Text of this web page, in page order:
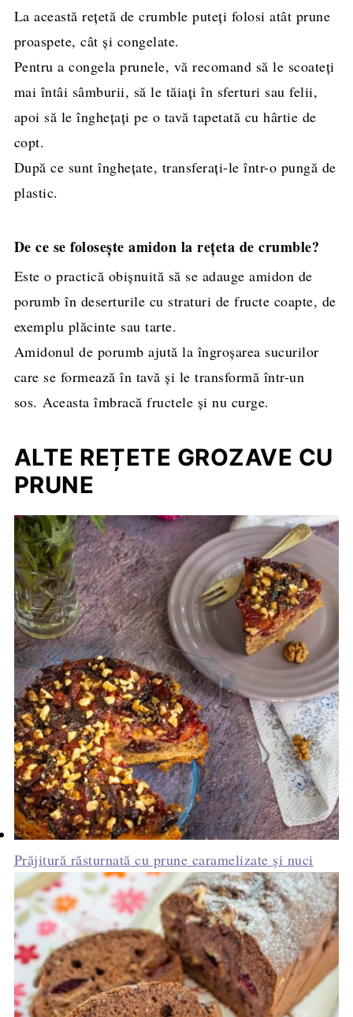
La această rețetă de crumble puteți folosi atât prune
proaspete, cât și congelate.
Pentru a congela prunele, vă recomand să le scoateți
mai întâi sâmburii, să le tăiați în sferturi sau felii,
apoi să le înghețați pe o tavă tapetată cu hârtie de
copt.
După ce sunt înghețate, transferați-le într-o pungă de
plastic.
De ce se folosește amidon la rețeta de crumble?
Este o practică obișnuită să se adauge amidon de
porumb în deserturile cu straturi de fructe coapte, de
exemplu plăcinte sau tarte.
Amidonul de porumb ajută la îngroșarea sucurilor
care se formează în tavă și le transformă într-un
sos. Aceasta îmbracă fructele și nu curge.
ALTE REȚETE GROZAVE CU
PRUNE
Prăjitură răsturnată cu prune caramelizate și nuci